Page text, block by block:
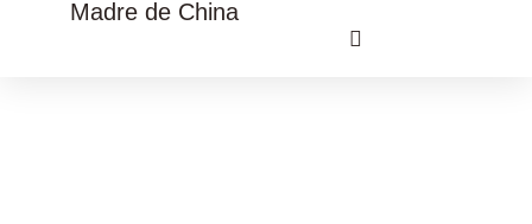
Madre de China